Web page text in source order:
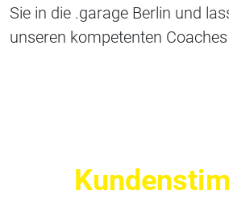
Sie in die .garage Berlin und
unseren kompetenten